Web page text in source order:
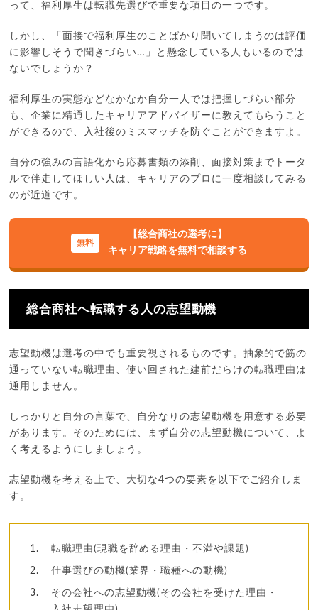
って、福利厚生は転職先選びで重要な項目の一つです。
しかし、「面接で福利厚生のことばかり聞いてしまうのは評価
に影響しそうで聞きづらい…」と懸念している人もいるのでは
ないでしょうか？
福利厚生の実態などなかなか自分一人では把握しづらい部分
も、企業に精通したキャリアアドバイザーに教えてもらうこと
ができるので、入社後のミスマッチを防ぐことができますよ。
自分の強みの言語化から応募書類の添削、面接対策までトータ
ルで伴走してほしい人は、キャリアのプロに一度相談してみる
のが近道です。
【総合商社の選考に】
キャリア戦略を無料で相談する
総合商社へ転職する人の志望動機
志望動機は選考の中でも重要視されるものです。抽象的で筋の
通っていない転職理由、使い回された建前だらけの転職理由は
通用しません。
しっかりと自分の言葉で、自分なりの志望動機を用意する必要
があります。そのためには、まず自分の志望動機について、よ
く考えるようにしましょう。
志望動機を考える上で、大切な4つの要素を以下でご紹介しま
す。
転職理由(現職を辞める理由・不満や課題)
仕事選びの動機(業界・職種への動機)
その会社への志望動機(その会社を受けた理由・